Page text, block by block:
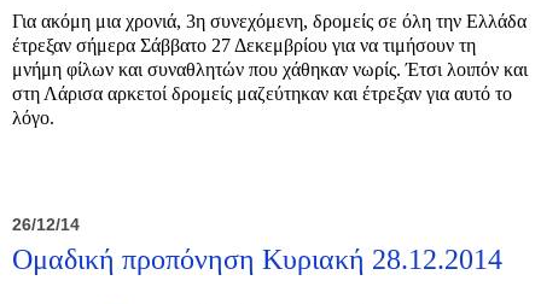
Για ακόμη μια χρονιά, 3η συνεχόμενη, δρομείς σε όλη την Ελλάδα
έτρεξαν σήμερα Σάββατο 27 Δεκεμβρίου για να τιμήσουν τη
μνήμη φίλων και συναθλητών που χάθηκαν νωρίς. Έτσι λοιπόν και
στη Λάρισα αρκετοί δρομείς μαζεύτηκαν και έτρεξαν για αυτό το
λόγο.
26/12/14
Ομαδική προπόνηση Κυριακή 28.12.2014